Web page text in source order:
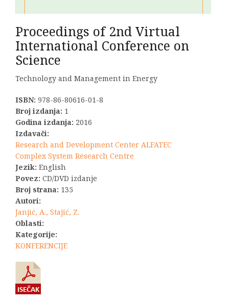
Proceedings of 2nd Virtual
International Conference on
Science
Technology and Management in Energy
ISBN: 978-86-80616-01-8
Broj izdanja: 1
Godina izdanja: 2016
Izdavači:
Research and Development Center ALFATEC
Complex System Research Centre
Jezik: English
Povez: CD/DVD izdanje
Broj strana: 135
Autori:
Janjić, A., Stajić, Z.
Oblasti:
Kategorije:
KONFERENCIJE